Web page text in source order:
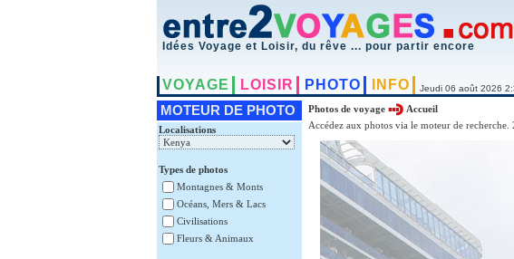
Idées Voyage et Loisir, du rêve ... pour partir encore
VOYAGE LOISIR PHOTO INFO Jeudi 06 août 2026
MOTEUR DE PHOTO
Localisations
Types de photos
Montagnes & Monts
Océans, Mers & Lacs
Civilisations
Fleurs & Animaux
Photos de voyage
Accueil
Accédez aux photos via le moteur de